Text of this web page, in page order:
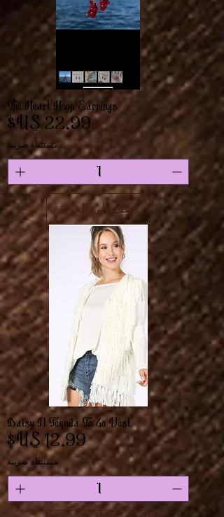
The Heart Hoop Earrings
السعر
مستثناة ضريبة
أضِف إلى العربة
Daisy N Tequila To Go Vest
السعر
مستثناة ضريبة